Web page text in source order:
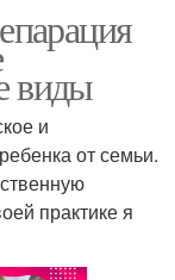
виды
и
от семьи.
практике я